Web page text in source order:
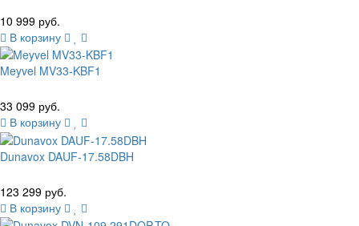
10 999 руб.
В корзину
Meyvel MV33-KBF1
33 099 руб.
В корзину
Dunavox DAUF-17.58DBH
123 299 руб.
В корзину